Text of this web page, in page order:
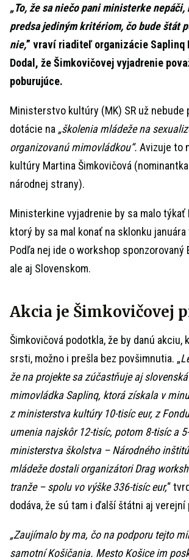
„To, že sa niečo pani ministerke nepáči,
predsa jediným kritériom, čo bude štát
nie,” vraví riaditeľ organizácie Saplinq
Dodal, že Šimkovičovej vyjadrenie
poburujúce.
Ministerstvo kultúry (MK) SR už nebude
dotácie na „školenia mládeže na
organizovanú mimovládkou“. Avizuje to
kultúry Martina Šimkovičová
národnej strany).
Ministerkine vyjadrenie by sa malo týkať
ktorý by sa mal konať na sklonku januára
Podľa nej ide o workshop sponzorovaný
ale aj Slovenskom.
Akcia je Šimkovičovej
Šimkovičová podotkla, že by danú akciu,
srsti, možno i prešla bez povšimnutia. „
že na projekte sa zúčastňuje aj slovenská
mimovládka Saplinq, ktorá získala v
z ministerstva kultúry 10-tisíc eur, z
umenia najskôr 12-tisíc, potom 8-tisíc a
ministerstva školstva – Národného
mládeže dostali organizátori Drag
tranže – spolu vo výške 336-tisíc eur,“
dodáva, že sú tam i ďalší štátni aj
„Zaujímalo by ma, čo na podporu tejto
samotní Košičania. Mesto Košice im